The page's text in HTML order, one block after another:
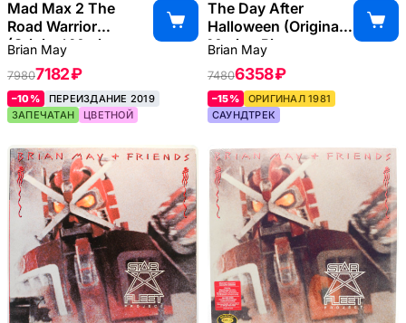
Mad Max 2 The
Road Warrior
(Original Motion
Soundtrack), 1982
Brian May
79807182 ₽
–10%
ПЕРЕИЗДАНИЕ 2019
ЗАПЕЧАТАН
ЦВЕТНОЙ
The Day After
Halloween (Original
Motion Picture
Soundtrack)
(USA), 1981
Brian May
74806358 ₽
–15%
ОРИГИНАЛ 1981
САУНДТРЕК